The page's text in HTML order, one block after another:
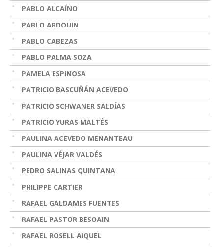
PABLO ALCAÍNO
PABLO ARDOUIN
PABLO CABEZAS
PABLO PALMA SOZA
PAMELA ESPINOSA
PATRICIO BASCUÑÁN ACEVEDO
PATRICIO SCHWANER SALDÍAS
PATRICIO YURAS MALTÉS
PAULINA ACEVEDO MENANTEAU
PAULINA VÉJAR VALDÉS
PEDRO SALINAS QUINTANA
PHILIPPE CARTIER
RAFAEL GALDAMES FUENTES
RAFAEL PASTOR BESOAIN
RAFAEL ROSELL AIQUEL